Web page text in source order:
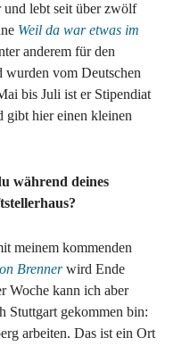
lebt seit über zwölf
Weil da war etwas im
anderem für den
wurden vom Deutschen
bis Juli ist er Stipendiat
gibt hier einen kleinen
während deines
meinem kommenden
Brennerwird Ende
Woche kann ich aber
Stuttgart gekommen bin:
arbeiten. Das ist ein Ort